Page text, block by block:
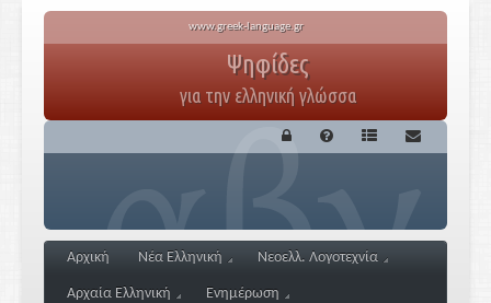
www.greek-language.gr
Ψηφίδες
για την ελληνική γλώσσα
Αρχική Νέα Ελληνική Νεοελλ. Λογοτεχνία
Αρχαία Ελληνική Ενημέρωση